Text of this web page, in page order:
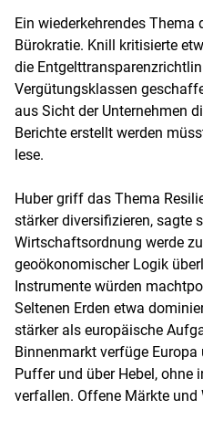
Ein wiederkehrendes Thema
Bürokratie. Knill kritisierte
die
Vergütungsklassen
aus Sicht der Unternehmen
Berichte erstellt werden
lese.
Huber griff das Thema
stärker diversifizieren, sagte
Wirtschaftsordnung werde
geoökonomischer Logik
Instrumente würden
Seltenen Erden etwa
stärker als europäische
Binnenmarkt verfüge
Puffer und über Hebel, ohne
verfallen. Offene Märkte